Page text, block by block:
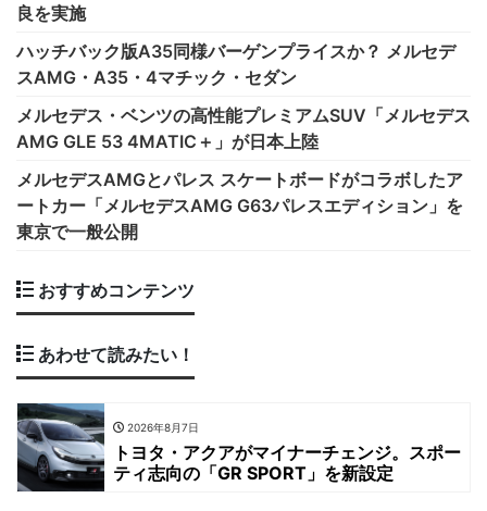
良を実施
ハッチバック版A35同様バーゲンプライスか？ メルセデ
スAMG・A35・4マチック・セダン
メルセデス・ベンツの高性能プレミアムSUV「メルセデス
AMG GLE 53 4MATIC＋」が日本上陸
メルセデスAMGとパレス スケートボードがコラボしたア
ートカー「メルセデスAMG G63パレスエディション」を
東京で一般公開
おすすめコンテンツ
あわせて読みたい！
2026年8月7日
トヨタ・アクアがマイナーチェンジ。スポー
ティ志向の「GR SPORT」を新設定